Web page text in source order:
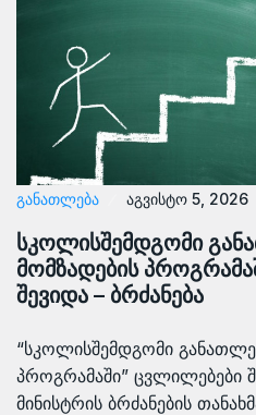
ᲒᲐᲜᲐᲗᲚᲔᲑᲐ აგვისტო 5, 2026
სკოლისშემდგომი
მომზადების
შევიდა – ბრძანება
“სკოლისშემდგომი
პროგრამაში” ცვლილებები
მინისტრის ბრძანების